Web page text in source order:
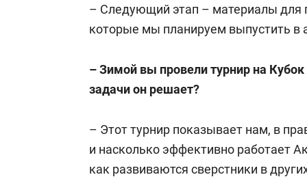
– Следующий этап – материалы для
которые мы планируем выпустить в
– Зимой вы провели турнир на
задачи он решает?
– Этот турнир показывает нам, в
и насколько эффективно работает
как развиваются сверстники в